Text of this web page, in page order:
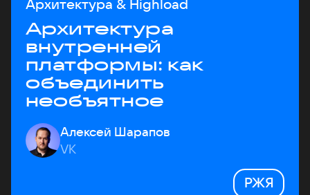
Архитектура & Highload
Архитектура
внутренней
платформы: как
объединить
необъятное
Алексей Шарапов
VK
РЖЯ